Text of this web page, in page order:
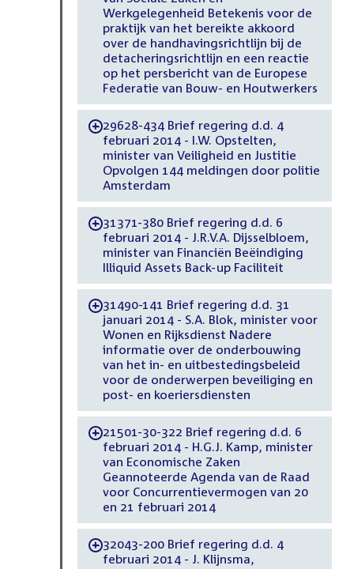
Werkgelegenheid Betekenis voor de
praktijk van het bereikte akkoord
over de handhavingsrichtlijn bij de
detacheringsrichtlijn en een reactie
op het persbericht van de Europese
Federatie van Bouw- en Houtwerkers
-29628-434 Brief regering d.d. 4
februari 2014 - I.W. Opstelten,
minister van Veiligheid en Justitie
Opvolgen 144 meldingen door politie
Amsterdam
-31371-380 Brief regering d.d. 6
februari 2014 - J.R.V.A. Dijsselbloem,
minister van Financiën Beëindiging
Illiquid Assets Back-up Faciliteit
-31490-141 Brief regering d.d. 31
januari 2014 - S.A. Blok, minister voor
Wonen en Rijksdienst Nadere
informatie over de onderbouwing
van het in- en uitbestedingsbeleid
voor de onderwerpen beveiliging en
post- en koeriersdiensten
-21501-30-322 Brief regering d.d. 6
februari 2014 - H.G.J. Kamp, minister
van Economische Zaken
Geannoteerde Agenda van de Raad
voor Concurrentievermogen van 20
en 21 februari 2014
-32043-200 Brief regering d.d. 4
februari 2014 - J. Klijnsma,